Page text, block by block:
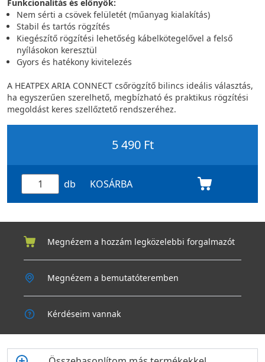
Funkcionalitás és előnyök:
Nem sérti a csövek felületét (műanyag kialakítás)
Stabil és tartós rögzítés
Kiegészítő rögzítési lehetőség kábelkötegelővel a felső
nyílásokon keresztül
Gyors és hatékony kivitelezés
A HEATPEX ARIA CONNECT csőrögzítő bilincs ideális választás,
ha egyszerűen szerelhető, megbízható és praktikus rögzítési
megoldást keres szellőztető rendszeréhez.
5 490 Ft
db KOSÁRBA
Megnézem a hozzám legközelebbi forgalmazót
Megnézem a bemutatóteremben
Kérdéseim vannak